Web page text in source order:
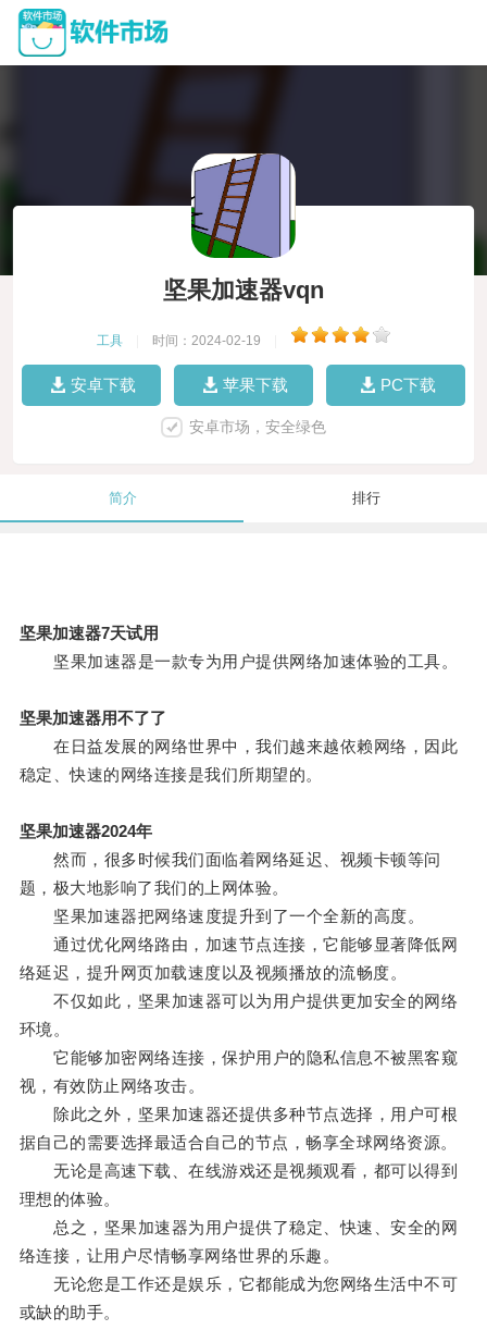
坚果加速器vqn
工具 时间：2024-02-19
安卓下载 苹果下载 PC下载
安卓市场，安全绿色
简介 排行
坚果加速器7天试用
坚果加速器是一款专为用户提供网络加速体验的工具。
坚果加速器用不了了
在日益发展的网络世界中，我们越来越依赖网络，因此
稳定、快速的网络连接是我们所期望的。
坚果加速器2024年
然而，很多时候我们面临着网络延迟、视频卡顿等问
题，极大地影响了我们的上网体验。
坚果加速器把网络速度提升到了一个全新的高度。
通过优化网络路由，加速节点连接，它能够显著降低网
络延迟，提升网页加载速度以及视频播放的流畅度。
不仅如此，坚果加速器可以为用户提供更加安全的网络
环境。
它能够加密网络连接，保护用户的隐私信息不被黑客窥
视，有效防止网络攻击。
除此之外，坚果加速器还提供多种节点选择，用户可根
据自己的需要选择最适合自己的节点，畅享全球网络资源。
无论是高速下载、在线游戏还是视频观看，都可以得到
理想的体验。
总之，坚果加速器为用户提供了稳定、快速、安全的网
络连接，让用户尽情畅享网络世界的乐趣。
无论您是工作还是娱乐，它都能成为您网络生活中不可
或缺的助手。